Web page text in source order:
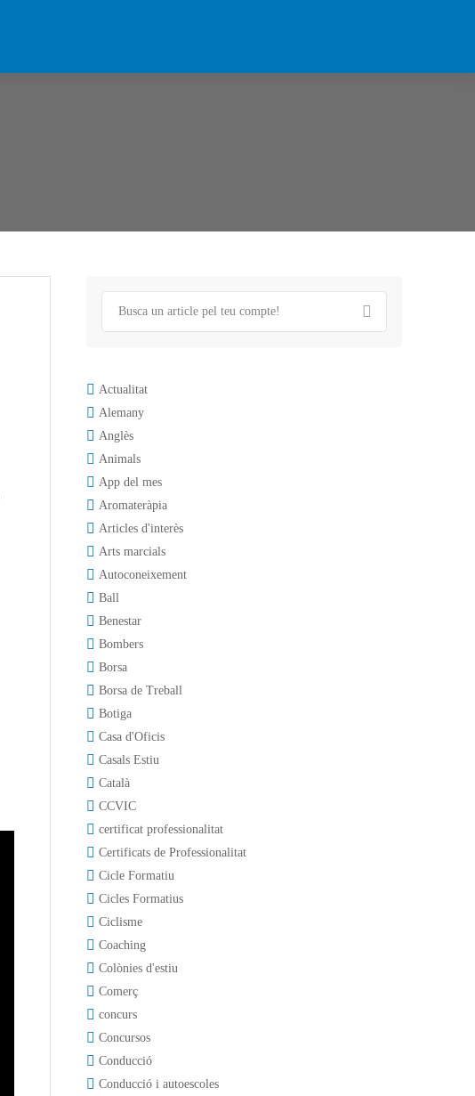
Actualitat
Alemany
Anglès
Animals
App del mes
Aromateràpia
Articles d'interès
Arts marcials
Autoconeixement
Ball
Benestar
Bombers
Borsa
Borsa de Treball
Botiga
Casa d'Oficis
Casals Estiu
Català
CCVIC
certificat professionalitat
Certificats de Professionalitat
Cicle Formatiu
Cicles Formatius
Ciclisme
Coaching
Colònies d'estiu
Comerç
concurs
Concursos
Conducció
Conducció i autoescoles